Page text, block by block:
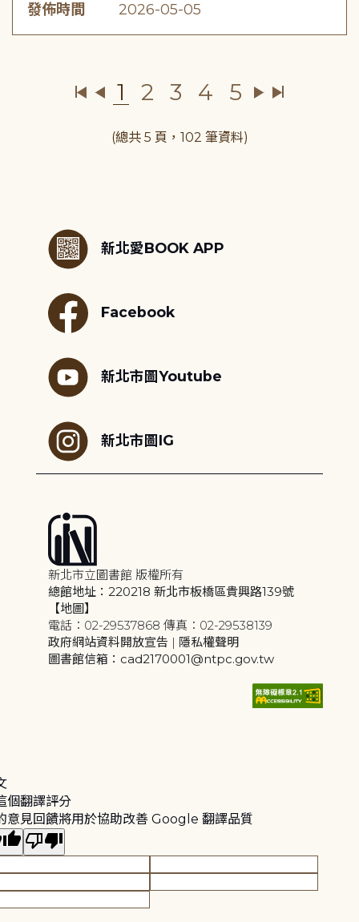
發佈時間 2026-05-05
1 2 3 4 5
(總共 5 頁，102 筆資料)
新北愛BOOK APP
Facebook
新北市圖Youtube
新北市圖IG
新北市立圖書館 版權所有
總館地址：220218 新北市板橋區貴興路139號
【地圖】
電話：02-29537868 傳真：02-29538139
政府網站資料開放宣告 | 隱私權聲明
圖書館信箱：cad2170001@ntpc.gov.tw
個翻譯評分
意見回饋將用於協助改善 Google 翻譯品質